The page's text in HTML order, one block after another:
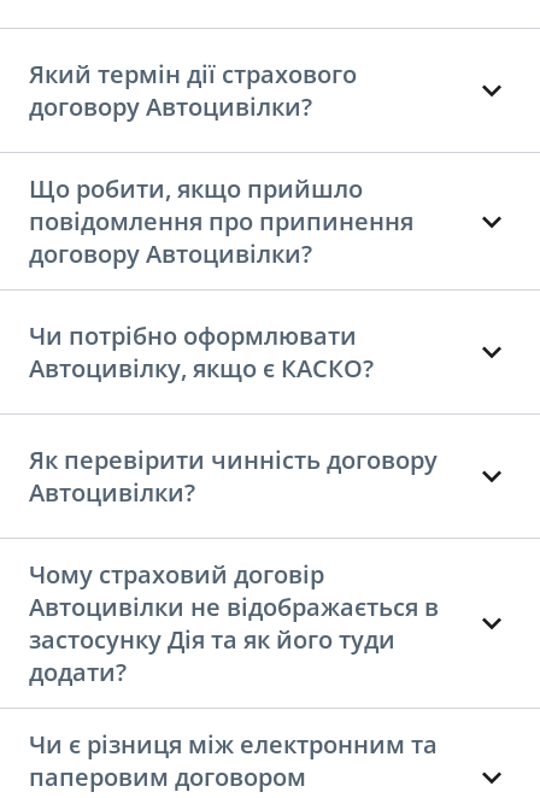
Який термін дії страхового
договору Автоцивілки?
Що робити, якщо прийшло
повідомлення про припинення
договору Автоцивілки?
Чи потрібно оформлювати
Автоцивілку, якщо є КАСКО?
Як перевірити чинність договору
Автоцивілки?
Чому страховий договір
Автоцивілки не відображається в
застосунку Дія та як його туди
додати?
Чи є різниця між електронним та
паперовим договором